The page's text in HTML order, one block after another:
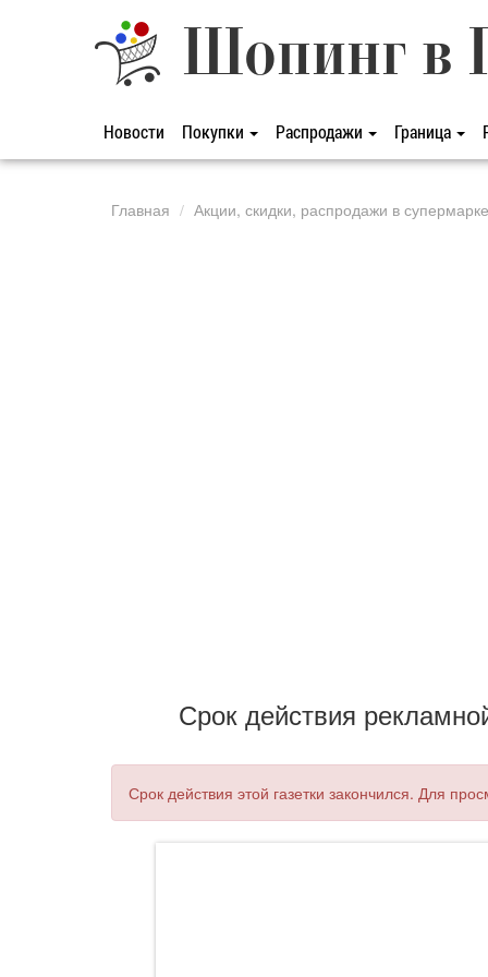
Шопинг в
Новости Покупки Распродажи Граница
Главная Акции, скидки, распродажи в
Срок действия
Срок действия этой газетки закончился. Для